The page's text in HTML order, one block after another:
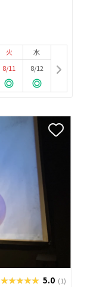
火
8/11
水
8/12
★★★★★
★★★★★ 5.0 (1)